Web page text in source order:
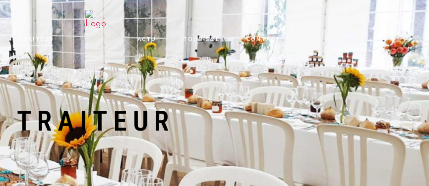
TRAITEUR ACTU TOURISME CONTACT
TRAITEUR